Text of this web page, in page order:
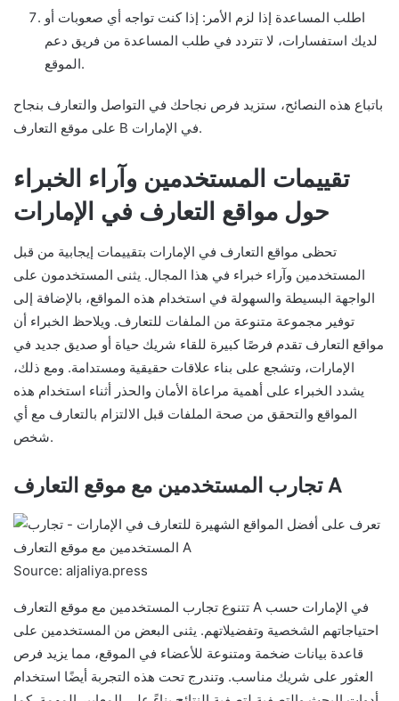
اطلب المساعدة إذا لزم الأمر: إذا كنت تواجه أي صعوبات أو
لديك استفسارات، لا تتردد في طلب المساعدة من فريق دعم
الموقع.
باتباع هذه النصائح، ستزيد فرص نجاحك في التواصل والتعارف بنجاح
على موقع التعارف B في الإمارات.
تقييمات المستخدمين وآراء الخبراء
حول مواقع التعارف في الإمارات
تحظى مواقع التعارف في الإمارات بتقييمات إيجابية من قبل
المستخدمين وآراء خبراء في هذا المجال. يثنى المستخدمون على
الواجهة البسيطة والسهولة في استخدام هذه المواقع، بالإضافة إلى
توفير مجموعة متنوعة من الملفات للتعارف. ويلاحظ الخبراء أن
مواقع التعارف تقدم فرصًا كبيرة للقاء شريك حياة أو صديق جديد في
الإمارات، وتشجع على بناء علاقات حقيقية ومستدامة. ومع ذلك،
يشدد الخبراء على أهمية مراعاة الأمان والحذر أثناء استخدام هذه
المواقع والتحقق من صحة الملفات قبل الالتزام بالتعارف مع أي
شخص.
تجارب المستخدمين مع موقع التعارف A
Source: aljaliya.press
تتنوع تجارب المستخدمين مع موقع التعارف A في الإمارات حسب
احتياجاتهم الشخصية وتفضيلاتهم. يثنى البعض من المستخدمين على
قاعدة بيانات ضخمة ومتنوعة للأعضاء في الموقع، مما يزيد فرص
العثور على شريك مناسب. وتندرج تحت هذه التجربة أيضًا استخدام